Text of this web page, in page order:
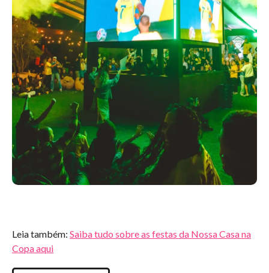
Leia também: Saiba tudo sobre as festas da Nossa Casa na
Copa aqui